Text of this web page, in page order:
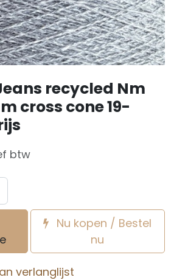
recycled Nm
cross cone 19-
btw
Nu kopen / Bestel
nu
verlanglijst